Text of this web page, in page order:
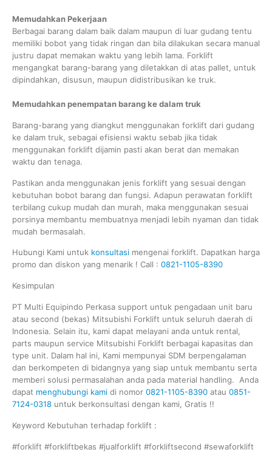
Memudahkan Pekerjaan
Berbagai barang dalam baik dalam maupun di luar gudang tentu
memiliki bobot yang tidak ringan dan bila dilakukan secara manual
justru dapat memakan waktu yang lebih lama. Forklift
mengangkat barang-barang yang diletakkan di atas pallet, untuk
dipindahkan, disusun, maupun didistribusikan ke truk.
Memudahkan penempatan barang ke dalam truk
Barang-barang yang diangkut menggunakan forklift dari gudang
ke dalam truk, sebagai efisiensi waktu sebab jika tidak
menggunakan forklift dijamin pasti akan berat dan memakan
waktu dan tenaga.
Pastikan anda menggunakan jenis forklift yang sesuai dengan
kebutuhan bobot barang dan fungsi. Adapun perawatan forklift
terbilang cukup mudah dan murah, maka menggunakan sesuai
porsinya membantu membuatnya menjadi lebih nyaman dan tidak
mudah bermasalah.
Hubungi Kami untuk konsultasi mengenai forklift. Dapatkan harga
promo dan diskon yang menarik ! Call : 0821-1105-8390
Kesimpulan
PT Multi Equipindo Perkasa support untuk pengadaan unit baru
atau second (bekas) Mitsubishi Forklift untuk seluruh daerah di
Indonesia. Selain itu, kami dapat melayani anda untuk rental,
parts maupun service Mitsubishi Forklift berbagai kapasitas dan
type unit. Dalam hal ini, Kami mempunyai SDM berpengalaman
dan berkompeten di bidangnya yang siap untuk membantu serta
memberi solusi permasalahan anda pada material handling. Anda
dapat menghubungi kami di nomor 0821-1105-8390 atau 0851-
7124-0318 untuk berkonsultasi dengan kami, Gratis !!
Keyword Kebutuhan terhadap forklift :
#forklift #forkliftbekas #jualforklift #forkliftsecond #sewaforklift